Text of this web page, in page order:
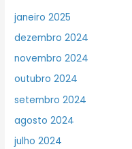
janeiro 2025
dezembro 2024
novembro 2024
outubro 2024
setembro 2024
agosto 2024
julho 2024